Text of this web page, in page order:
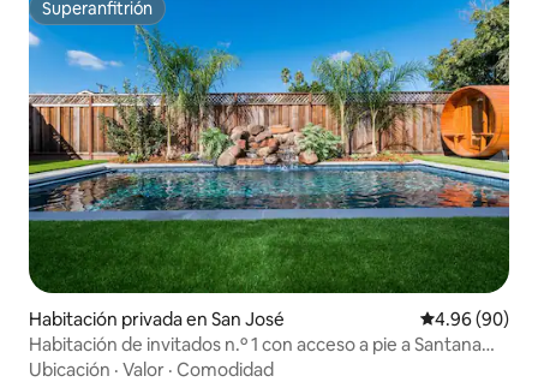
Superanfitrión
Superanfitrión
Habitación privada en San José Calificación
4.96 (90)
Habitación de invitados n.º 1 con acceso a pie a Santana
Row
Ubicación · Valor · Comodidad